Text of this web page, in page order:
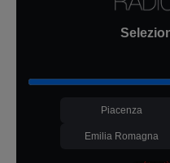
Piacenza
Emilia Romagna